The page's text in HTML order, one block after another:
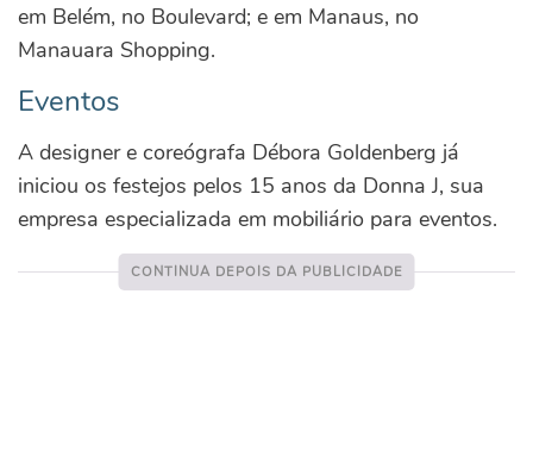
em Belém, no Boulevard; e em Manaus, no
Manauara Shopping.
Eventos
A designer e coreógrafa Débora Goldenberg já
iniciou os festejos pelos 15 anos da Donna J, sua
empresa especializada em mobiliário para eventos.